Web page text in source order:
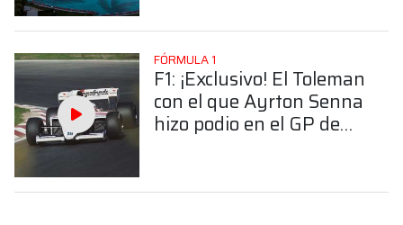
FÓRMULA 1
F1: ¡Exclusivo! El Toleman
con el que Ayrton Senna
hizo podio en el GP de